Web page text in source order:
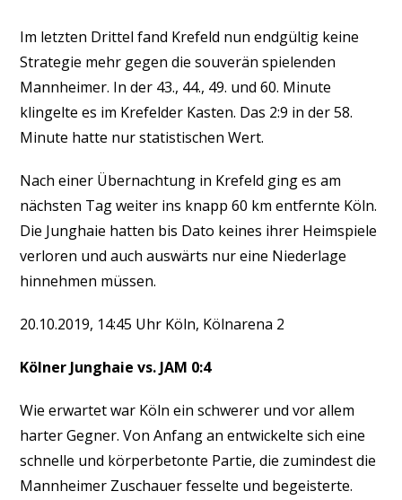
Im letzten Drittel fand Krefeld nun endgültig keine
Strategie mehr gegen die souverän spielenden
Mannheimer. In der 43., 44., 49. und 60. Minute
klingelte es im Krefelder Kasten. Das 2:9 in der 58.
Minute hatte nur statistischen Wert.
Nach einer Übernachtung in Krefeld ging es am
nächsten Tag weiter ins knapp 60 km entfernte Köln.
Die Junghaie hatten bis Dato keines ihrer Heimspiele
verloren und auch auswärts nur eine Niederlage
hinnehmen müssen.
20.10.2019, 14:45 Uhr Köln, Kölnarena 2
Kölner Junghaie vs. JAM 0:4
Wie erwartet war Köln ein schwerer und vor allem
harter Gegner. Von Anfang an entwickelte sich eine
schnelle und körperbetonte Partie, die zumindest die
Mannheimer Zuschauer fesselte und begeisterte.